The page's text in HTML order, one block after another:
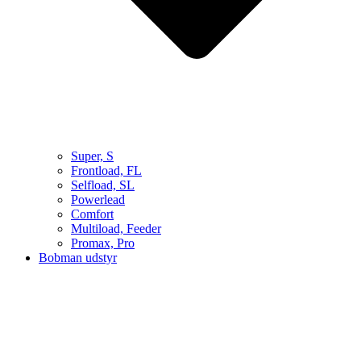
Super, S
Frontload, FL
Selfload, SL
Powerlead
Comfort
Multiload, Feeder
Promax, Pro
Bobman udstyr